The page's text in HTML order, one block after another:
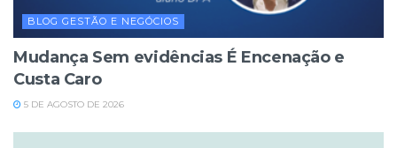
BLOG GESTÃO E NEGÓCIOS
Mudança Sem evidências É Encenação e
Custa Caro
5 DE AGOSTO DE 2026